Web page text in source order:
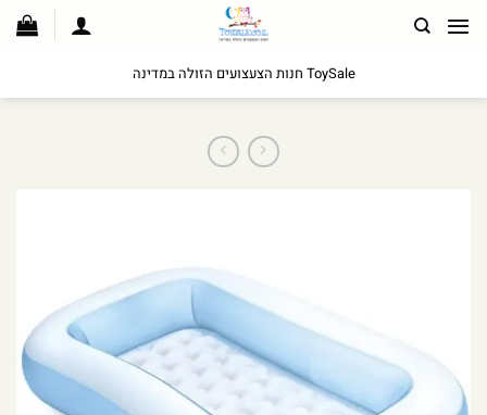
לתוכן
ToySale חנות הצעצועים הזולה במדינה